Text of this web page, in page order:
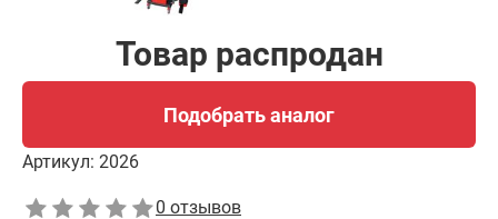
Товар распродан
Подобрать аналог
Артикул: 2026
0 отзывов